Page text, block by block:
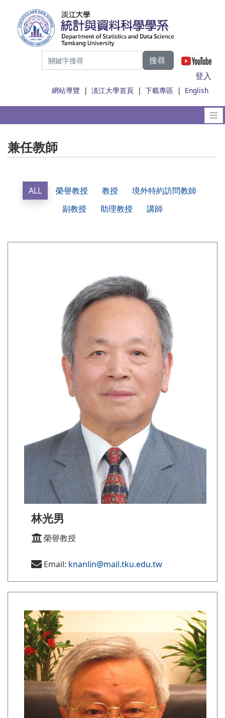
搜尋
登入
網站導覽 |淡江大學首頁 |下載專區 | English
兼任教師
ALL 榮譽教授 教授
境外特約訪問教師
副教授
助理教授 講師
林光男
榮譽教授
Email: knanlin@mail.tku.edu.tw